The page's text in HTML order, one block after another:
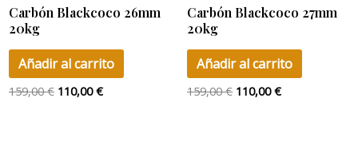
Carbón Blackcoco 26mm
20kg
Añadir al carrito
159,00€ 110,00€
Carbón Blackcoco 27mm
20kg
Añadir al carrito
159,00€ 110,00€